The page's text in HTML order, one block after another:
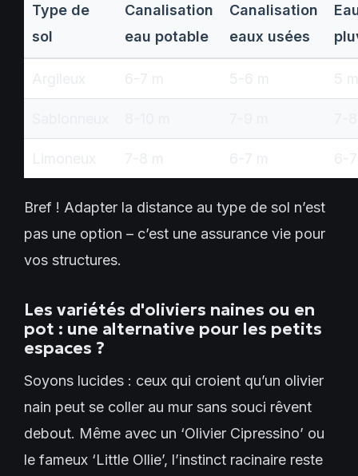
Type de
sol
Canalisation
eau potable
Canalisation
eaux usées
Bref ! Adapter la distance au type de sol n’est
pas une option – c’est une assurance vie pour
vos structures.
Les variétés d'oliviers naines ou en
pot : une alternative pour les petits
espaces ?
Soyons lucides : ceux qui croient qu’un olivier
nain peut se coller au mur sans souci rêvent
debout. Même avec un ‘Olivier Cipressino’ ou
le fameux ‘Little Ollie’, l’instinct racinaire reste